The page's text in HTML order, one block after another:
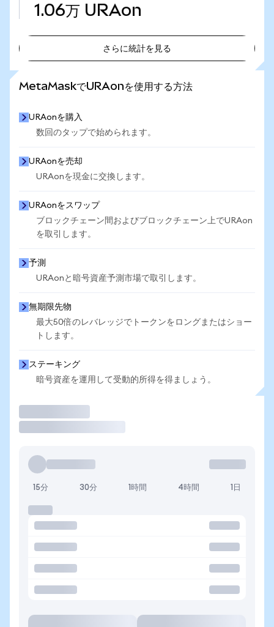
1.06万 URAon
さらに統計を見る
MetaMaskでURAonを使用する方法
URAonを購入
数回のタップで始められます。
URAonを売却
URAonを現金に交換します。
URAonをスワップ
ブロックチェーン間およびブロックチェーン上でURAon
を取引します。
予測
URAonと暗号資産予測市場で取引します。
無期限先物
最大50倍のレバレッジでトークンをロングまたはショー
トします。
ステーキング
暗号資産を運用して受動的所得を得ましょう。
15分 30分 1時間 4時間 1日